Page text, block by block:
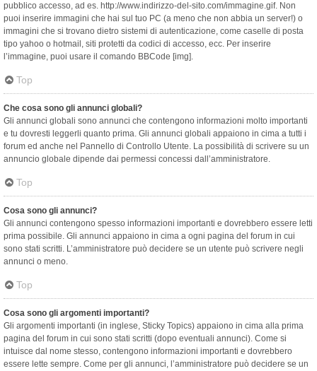
pubblico accesso, ad es. http://www.indirizzo-del-sito.com/immagine.gif. Non
puoi inserire immagini che hai sul tuo PC (a meno che non abbia un server!) o
immagini che si trovano dietro sistemi di autenticazione, come caselle di posta
tipo yahoo o hotmail, siti protetti da codici di accesso, ecc. Per inserire
l’immagine, puoi usare il comando BBCode [img].
Top
Che cosa sono gli annunci globali?
Gli annunci globali sono annunci che contengono informazioni molto importanti
e tu dovresti leggerli quanto prima. Gli annunci globali appaiono in cima a tutti i
forum ed anche nel Pannello di Controllo Utente. La possibilità di scrivere su un
annuncio globale dipende dai permessi concessi dall’amministratore.
Top
Cosa sono gli annunci?
Gli annunci contengono spesso informazioni importanti e dovrebbero essere letti
prima possibile. Gli annunci appaiono in cima a ogni pagina del forum in cui
sono stati scritti. L’amministratore può decidere se un utente può scrivere negli
annunci o meno.
Top
Cosa sono gli argomenti importanti?
Gli argomenti importanti (in inglese, Sticky Topics) appaiono in cima alla prima
pagina del forum in cui sono stati scritti (dopo eventuali annunci). Come si
intuisce dal nome stesso, contengono informazioni importanti e dovrebbero
essere lette sempre. Come per gli annunci, l’amministratore può decidere se un